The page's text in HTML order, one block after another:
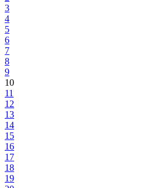
3
4
5
6
7
8
9
10
11
12
13
14
15
16
17
18
19